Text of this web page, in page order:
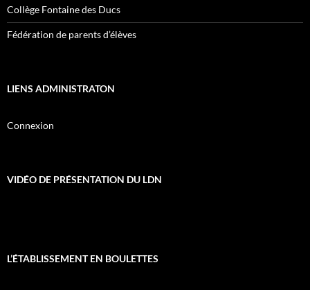
Collège Fontaine des Ducs
Fédération de parents d’élèves
LIENS ADMINISTRATON
Connexion
VIDÉO DE PRÉSENTATION DU LDN
L’ÉTABLISSEMENT EN BOULETTES